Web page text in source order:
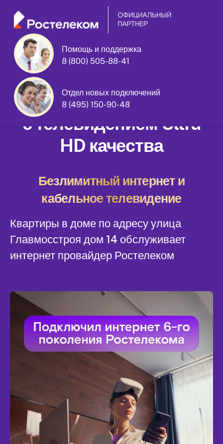
Помощь и поддержка
8 (800) 505-88-41
Отдел новых подключений
8 (495) 150-90-48
улица Главмосстроя дом 14
Домашний интернет
с телевидением Ultra
HD качества
Безлимитный интернет и
кабельное телевидение
Квартиры в доме по адресу улица
Главмосстроя дом 14 обслуживает
интернет провайдер Ростелеком